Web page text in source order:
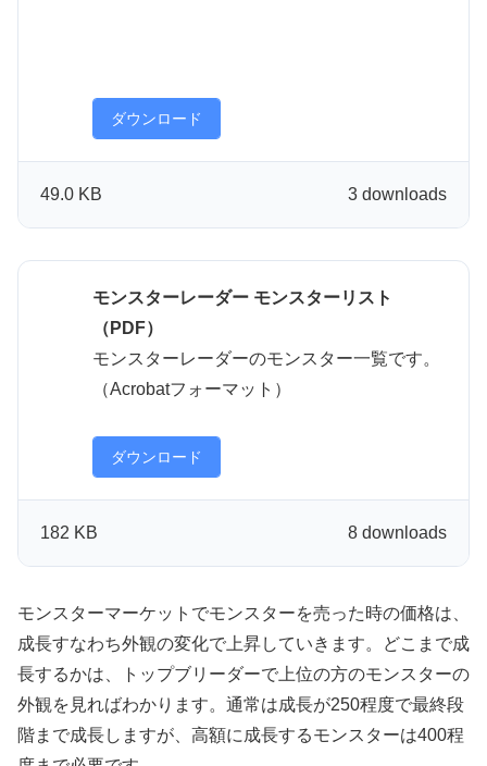
ダウンロード
3 downloads
49.0 KB
モンスターレーダー モンスターリスト
（PDF）
モンスターレーダーのモンスター一覧です。
（Acrobatフォーマット）
ダウンロード
8 downloads
182 KB
モンスターマーケットでモンスターを売った時の価格は、
成長すなわち外観の変化で上昇していきます。どこまで成
長するかは、トップブリーダーで上位の方のモンスターの
外観を見ればわかります。通常は成長が250程度で最終段
階まで成長しますが、高額に成長するモンスターは400程